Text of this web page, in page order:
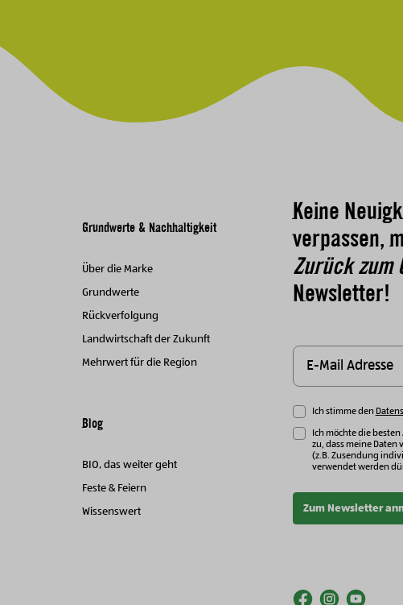
Keine
verpassen,
Zurück zum
Newsletter!
Ich stimme den
Ich möchte die
zu, dass meine Daten
(z.B. Zusendung
verwendet werden
Zum Newsletter
Grundwerte & Nachhaltigkeit
Über die Marke
Grundwerte
Rückverfolgung
Landwirtschaft der Zukunft
Mehrwert für die Region
Blog
BIO, das weiter geht
Feste & Feiern
Wissenswert